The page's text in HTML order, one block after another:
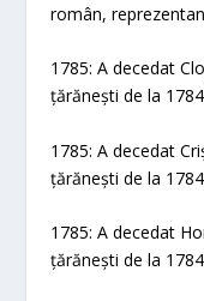
român,
1785: A decedat
țărănești de la
1785: A decedat
țărănești de la
1785: A decedat
țărănești de la